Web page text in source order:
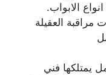
مراقبة العقيلة
يمتلكها فني